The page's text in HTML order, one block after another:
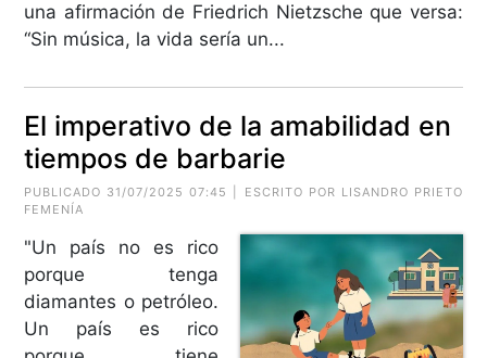
una afirmación de Friedrich Nietzsche que versa:
“Sin música, la vida sería un...
El imperativo de la amabilidad en
tiempos de barbarie
PUBLICADO 31/07/2025 07:45 | ESCRITO POR LISANDRO PRIETO
FEMENÍA
"Un país no es rico
porque tenga
diamantes o petróleo.
Un país es rico